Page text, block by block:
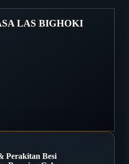
LAS BIGHOKI
Perakitan Besi